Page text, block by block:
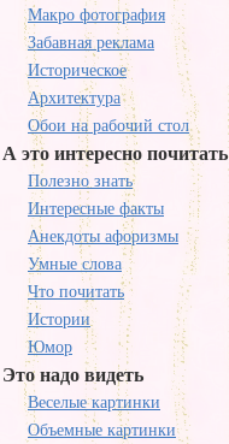
Макро фотография
Забавная реклама
Историческое
Архитектура
Обои на рабочий стол
А это интересно почитать
Полезно знать
Интересные факты
Анекдоты афоризмы
Умные слова
Что почитать
Истории
Юмор
Это надо видеть
Веселые картинки
Объемные картинки